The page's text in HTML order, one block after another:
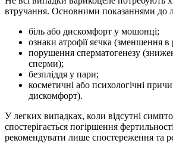
втручання. Основними показаннями до
біль або дискомфорт у мошонці;
ознаки атрофії яєчка (зменшення в
порушення сперматогенезу
сперми);
безпліддя у пари;
косметичні або психологічні
дискомфорт).
У легких випадках, коли відсутні
спостерігається погіршення
рекомендувати лише спостереження та